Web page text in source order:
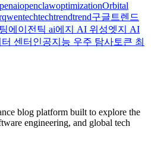
openclawoptimizationOrbital
qwentechtechtrendtrend구글트렌드
에이전틱 ai에지 AI 위성엣지 AI
센터 인공지능 우주 탐사토큰 최
blog platform built to explore the
engineering, and global tech